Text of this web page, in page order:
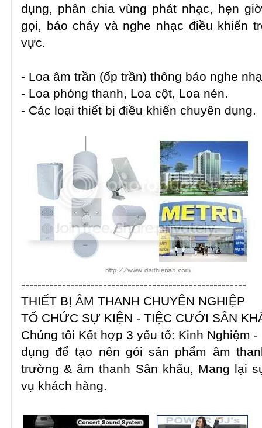
dụng, phân chia vùng phát nhạc, hẹn
gọi, báo cháy và nghe nhạc điều khiển
vực.
- Loa âm trần (ốp trần) thông báo nghe
- Loa phóng thanh, Loa cột, Loa nén.
- Các loại thiết bị điều khiển chuyên dụng.
-------------------------------------------------------
THIẾT BỊ ÂM THANH CHUYÊN NGHIỆP
TỔ CHỨC SỰ KIỆN - TIỆC CƯỚI SÂN
Chúng tôi Kết hợp 3 yếu tố: Kinh Nghiệm
dụng để tạo nên gói sản phẩm âm
trường & âm thanh Sân khấu, Mang lại
vụ khách hàng.